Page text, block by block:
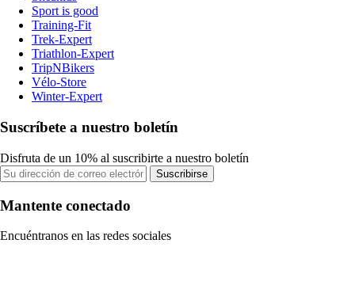
Sport is good
Training-Fit
Trek-Expert
Triathlon-Expert
TripNBikers
Vélo-Store
Winter-Expert
Suscríbete a nuestro boletín
Disfruta de un 10% al suscribirte a nuestro boletín
Suscribirse
Mantente conectado
Encuéntranos en las redes sociales